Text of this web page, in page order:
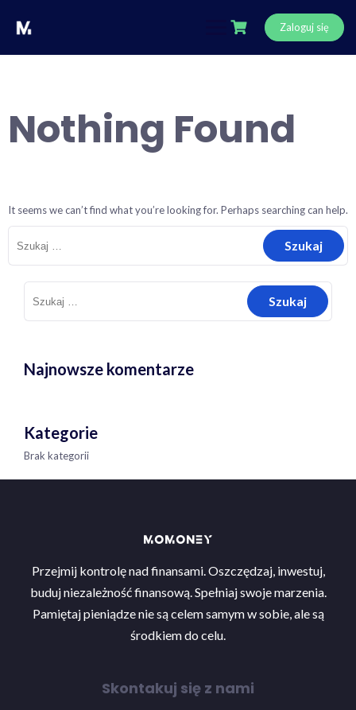
content
Zaloguj się
Nothing Found
It seems we can’t find what you’re looking for. Perhaps searching can help.
Szukaj:
Szukaj:
Najnowsze komentarze
Kategorie
Brak kategorii
Przejmij kontrolę nad finansami. Oszczędzaj, inwestuj,
buduj niezależność finansową. Spełniaj swoje marzenia.
Pamiętaj pieniądze nie są celem samym w sobie, ale są
środkiem do celu.
Skontakuj się z nami